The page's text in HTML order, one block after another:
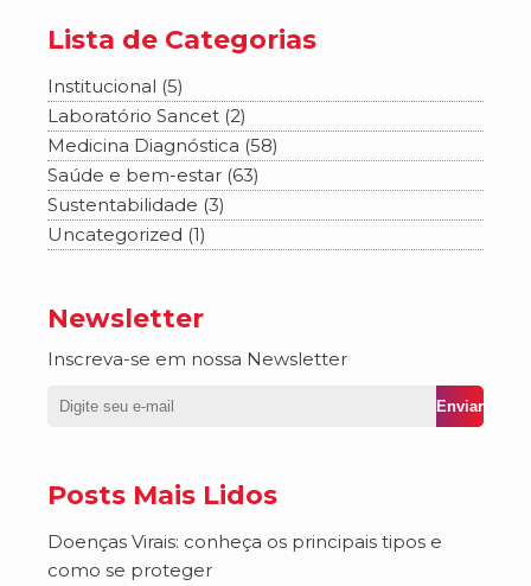
Lista de Categorias
Institucional (5)
Laboratório Sancet (2)
Medicina Diagnóstica (58)
Saúde e bem-estar (63)
Sustentabilidade (3)
Uncategorized (1)
Newsletter
Inscreva-se em nossa Newsletter
Posts Mais Lidos
Doenças Virais: conheça os principais tipos e
como se proteger